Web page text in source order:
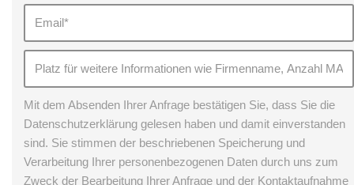
Mit dem Absenden Ihrer Anfrage bestätigen Sie, dass Sie die
Datenschutzerklärung gelesen haben und damit einverstanden
sind. Sie stimmen der beschriebenen Speicherung und
Verarbeitung Ihrer personenbezogenen Daten durch uns zum
Zweck der Bearbeitung Ihrer Anfrage und der Kontaktaufnahme